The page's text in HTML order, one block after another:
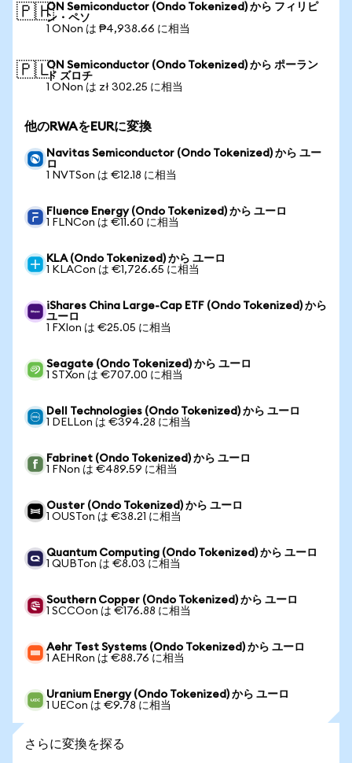
🇵🇭ON Semiconductor (Ondo Tokenized) から フィリピ
ン・ペソ
1 ONon は ₱4,938.66 に相当
🇵🇱ON Semiconductor (Ondo Tokenized) から ポーラン
ド ズロチ
1 ONon は zł 302.25 に相当
他のRWAをEURに変換
Navitas Semiconductor (Ondo Tokenized) から ユー
ロ
1 NVTSon は €12.18 に相当
Fluence Energy (Ondo Tokenized) から ユーロ
1 FLNCon は €11.60 に相当
KLA (Ondo Tokenized) から ユーロ
1 KLACon は €1,726.65 に相当
iShares China Large-Cap ETF (Ondo Tokenized) から
ユーロ
1 FXIon は €25.05 に相当
Seagate (Ondo Tokenized) から ユーロ
1 STXon は €707.00 に相当
Dell Technologies (Ondo Tokenized) から ユーロ
1 DELLon は €394.28 に相当
Fabrinet (Ondo Tokenized) から ユーロ
1 FNon は €489.59 に相当
Ouster (Ondo Tokenized) から ユーロ
1 OUSTon は €38.21 に相当
Quantum Computing (Ondo Tokenized) から ユーロ
1 QUBTon は €8.03 に相当
Southern Copper (Ondo Tokenized) から ユーロ
1 SCCOon は €176.88 に相当
Aehr Test Systems (Ondo Tokenized) から ユーロ
1 AEHRon は €88.76 に相当
Uranium Energy (Ondo Tokenized) から ユーロ
1 UECon は €9.78 に相当
さらに変換を探る